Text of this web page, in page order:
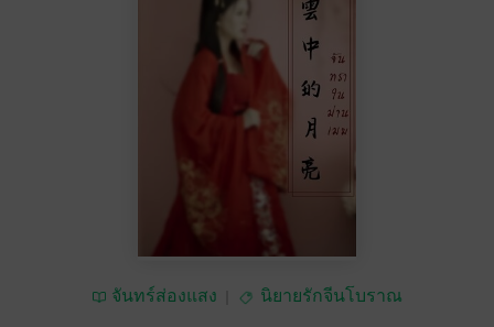
จันทร์ส่องแสง นิยายรักจีนโบราณ